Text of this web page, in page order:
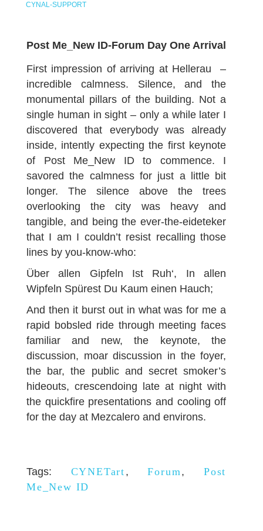
CYNAL-SUPPORT
Post Me_New ID-Forum Day One Arrival
First impression of arriving at Hellerau –
incredible calmness. Silence, and the
monumental pillars of the building. Not a
single human in sight – only a while later I
discovered that everybody was already
inside, intently expecting the first keynote
of Post Me_New ID to commence. I
savored the calmness for just a little bit
longer. The silence above the trees
overlooking the city was heavy and
tangible, and being the ever-the-eideteker
that I am I couldn’t resist recalling those
lines by you-know-who:
Über allen Gipfeln Ist Ruh‘, In allen
Wipfeln Spürest Du Kaum einen Hauch;
And then it burst out in what was for me a
rapid bobsled ride through meeting faces
familiar and new, the keynote, the
discussion, moar discussion in the foyer,
the bar, the public and secret smoker’s
hideouts, crescendoing late at night with
the quickfire presentations and cooling off
for the day at Mezcalero and environs.
Tags: CYNETart , Forum, Post
Me_New ID